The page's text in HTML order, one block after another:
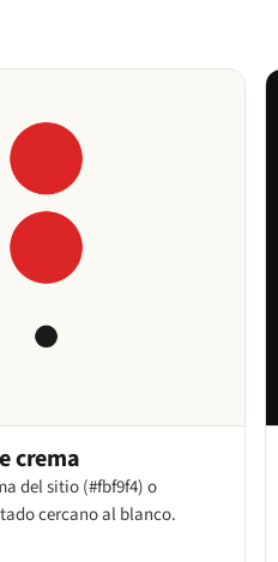
crema
del sitio (#fbf9f4) o
cercano al blanco.